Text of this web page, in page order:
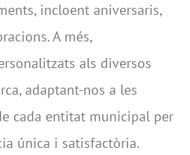
incloent aniversaris,
A més,
als diversos
adaptant-nos a les
cada entitat municipal per
única i satisfactòria.